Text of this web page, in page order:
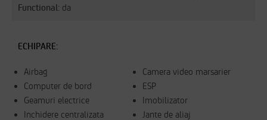
Functional: da
ECHIPARE:
Airbag
Camera video marsarier
Computer de bord
ESP
Geamuri electrice
Imobilizator
Inchidere centralizata
Jante de aliaj